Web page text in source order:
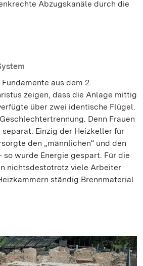
Abzugskanäle durch die
aus dem 2.
zeigen, dass die Anlage mittig
über zwei identische Flügel.
Denn Frauen
Einzig der Heizkeller für
den „männlichen“ und den
so wurde Energie gespart. Für die
nichtsdestotrotz viele Arbeiter
ständig Brennmaterial